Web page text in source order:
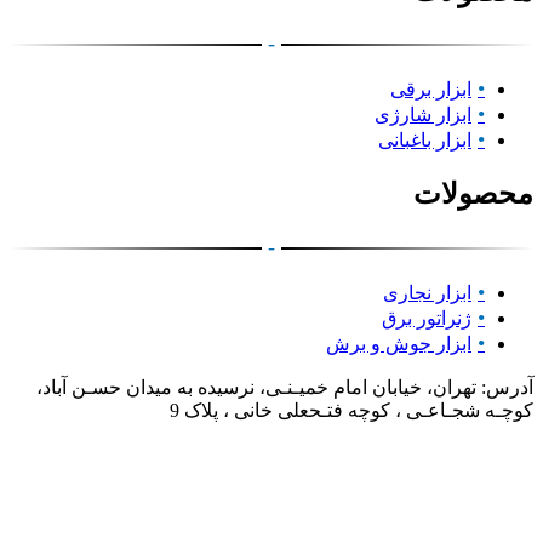
-
ابزار برقی
ابزار شارژی
ابزار باغبانی
محصولات
-
ابزار نجاری
ژنراتور برق
ابزار جوش و برش
آدرس: تهران، خیابان امام خمیـنـی، نرسیده به میدان حسـن آباد،
کوچـه شجـاعـی ، کوچه فتـحعلی خانی ، پلاک 9